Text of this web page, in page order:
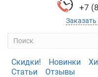
+7
Скидки! Новинки
Статьи
Отзывы